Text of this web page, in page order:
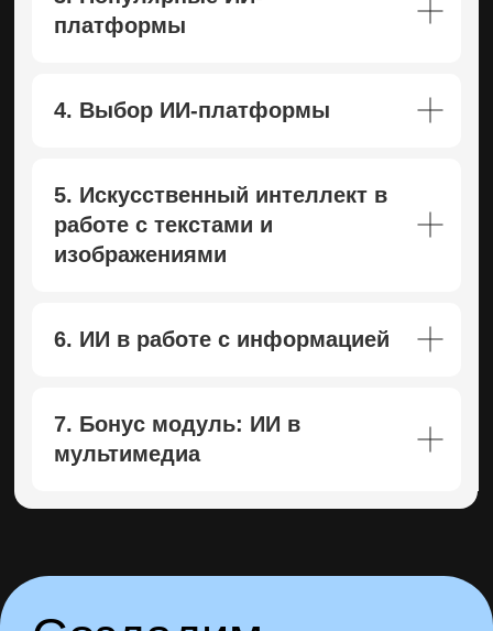
платформы
4. Выбор ИИ-платформы
5. Искусственный интеллект в
работе с текстами и
изображениями
6. ИИ в работе с информацией
7. Бонус модуль: ИИ в
мультимедиа